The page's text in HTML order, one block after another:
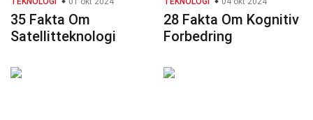
35 Fakta Om
Satellitteknologi
28 Fakta Om Kognitiv
Forbedring